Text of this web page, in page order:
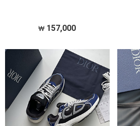
157,000